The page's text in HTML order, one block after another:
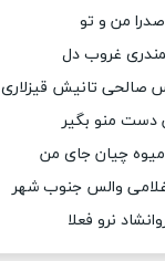
من و تو
غروب دل
صالحی تانیش قیزلاری
دست منو بگیر
چیان جای من
والس جنوب شهر
نرو فعلا